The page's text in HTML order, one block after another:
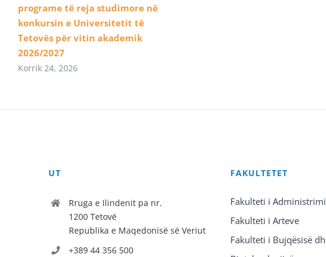
programe të reja studimore në
konkursin e Universitetit të
Tetovës për vitin akademik
2026/2027
Korrik 24, 2026
UT
Rruga e Ilindenit pa nr.
1200 Tetovë
Republika e Maqedonisë së Veriut
+389 44 356 500
FAKULTETET
Fakulteti i
Fakulteti i Arteve
Fakulteti i Bujqësisë